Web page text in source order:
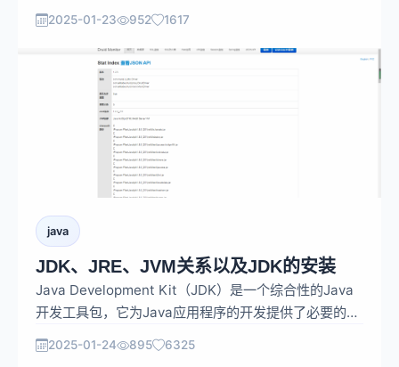
凭借其诸多优秀特性，在软件开发领域占据重要地位。
2025-01-23 952 1617
java
JDK、JRE、JVM关系以及JDK的安装
Java Development Kit（JDK）是一个综合性的Java
开发工具包，它为Java应用程序的开发提供了必要的工
具、编译器、开发工具、库和运行时环境。JDK是Java
开发者进行软件开发的基础平台，它包括了多个关键组
2025-01-24 895 6325